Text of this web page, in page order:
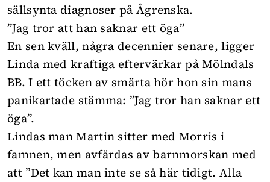
sällsynta diagnoser på Ågrenska.
”Jag tror att han saknar ett öga”
En sen kväll, några decennier senare, ligger
Linda med kraftiga eftervärkar på Mölndals
BB. I ett töcken av smärta hör hon sin mans
panikartade stämma: ”Jag tror han saknar ett
öga”.
Lindas man Martin sitter med Morris i
famnen, men avfärdas av barnmorskan med
att ”Det kan man inte se så här tidigt. Alla